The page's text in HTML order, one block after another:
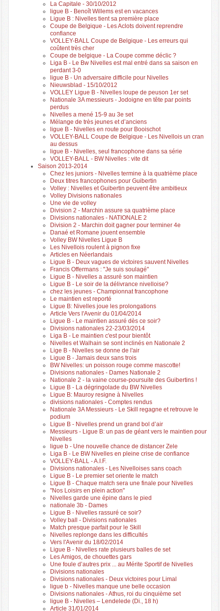
La Capitale - 30/10/2012
ligue B - Benoît Willems est en vacances
Ligue B : Nivelles tient sa première place
Coupe de Belgique - Les Aclots doivent reprendre
confiance
VOLLEY-BALL Coupe de Belgique - Les erreurs qui
coûtent très cher
Coupe de belgique - La Coupe comme déclic ?
Liga B - Le Bw Nivelles est mal entré dans sa saison en
perdant 3-0
ligue B - Un adversaire difficile pour Nivelles
Nieuwsblad - 15/10/2012
VOLLEY Ligue B - Nivelles loupe de peuson 1er set
Nationale 3A messieurs - Jodoigne en tête par points
perdus
Nivelles a mené 15-9 au 3e set
Mélange de très jeunes et d’anciens
ligue B - Nivelles en route pour Booischot
VOLLEY-BALL Coupe de Belgique - Les Nivellois un cran
au dessus
ligue B - Nivelles, seul francophone dans sa série
VOLLEY-BALL - BW Nivelles : vite dit
Saison 2013-2014
Chez les juniors - Nivelles termine à la quatrième place
Deux titres francophones pour Guibertin
Volley : Nivelles et Guibertin peuvent être ambitieux
Volley Divisions nationales
Une vie de volley
Division 2 - Marchin assure sa quatrième place
Divisions nationales - NATIONALE 2
Division 2 - Marchin doit gagner pour terminer 4e
Danaé et Romane jouent ensemble
Volley BW Nivelles Ligue B
Les Nivellois roulent à pignon fixe
Articles en Néerlandais
Ligue B - Deux vagues de victoires sauvent Nivelles
Francis Offermans : "Je suis soulagé"
Ligue B - Nivelles a assuré son maintien
Ligue B - Le soir de la délivrance nivelloise?
chez les jeunes - Championnat francophone
Le maintien est reporté
Ligue B: Nivelles joue les prolongations
Article Vers l'Avenir du 01/04/2014
Ligue B - Le maintien assuré dès ce soir?
Divisions nationales 22-23/03/2014
Liga B - Le maintien c'est pour bientôt
Nivelles et Walhain se sont inclinés en Nationale 2
Lige B - Nivelles se donne de l'air
Ligue B - Jamais deux sans trois
BW Nivelles: un poisson rouge comme mascotte!
Divisions nationales - Dames Nationale 2
Nationale 2 - la vaine course-poursuite des Guibertins !
Ligue B - La dégringolade du BW Nivelles
Ligue B: Mauroy resigne à Nivelles
divisions nationales - Comptes rendus
Nationale 3A Messieurs - Le Skill regagne et retrouve le
podium
Ligue B - Nivelles prend un grand bol d’air
Messieurs - Ligue B: un pas de géant vers le maintien pour
Nivelles
ligue b - Une nouvelle chance de distancer Zele
Liga B - Le BW Nivelles en pleine crise de confiance
VOLLEY-BALL - A.I.F.
Divisions nationales - Les Nivelloises sans coach
Ligue B - Le premier set oriente le match
Ligue B - Chaque match sera une finale pour Nivelles
"Nos Loisirs en plein action"
Nivelles garde une épine dans le pied
nationale 3b - Dames
Ligue B - Nivelles rassuré ce soir?
Volley ball - Divisions nationales
Match presque parfait pour le Skill
Nivelles replonge dans les difficultés
Vers l'Avenir du 18/02/2014
Ligue B - Nivelles rate plusieurs balles de set
Les Amigos, de chouettes gars
Une foule d’autres prix ... au Mérite Sportif de Nivelles
Divisions nationales
Divisions nationales - Deux victoires pour Limal
ligue b - Nivelles manque une belle occasion
Divisions nationales - Athus, roi du cinquième set
ligue B - Nivelles – Lendelede (Di., 18 h)
Article 31/01/2014